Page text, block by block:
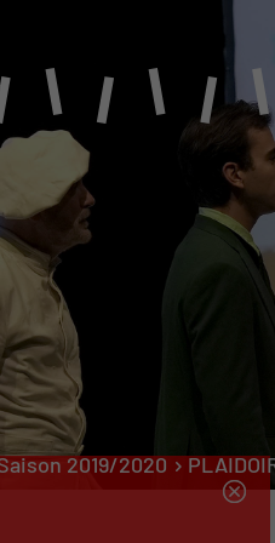
scolaires
2019/2020